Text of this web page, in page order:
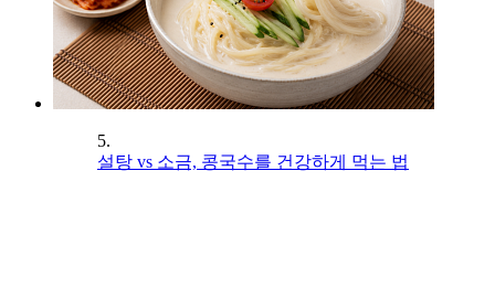
5.
설탕 vs 소금, 콩국수를 건강하게 먹는 법